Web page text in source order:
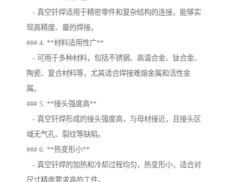
- 真空钎焊适用于精密零件和复杂结构的连接，能够实
现高精度、量的焊接。
### 4. **材料适用性广**
- 可用于多种材料，包括不锈钢、高温合金、钛合金、
陶瓷、复合材料等，尤其适合焊接难熔金属和活性金
属。
### 5. **接头强度高**
- 真空钎焊形成的接头强度高，与母材接近，且接头区
域无气孔、裂纹等缺陷。
### 6. **热变形小**
- 真空钎焊的加热和冷却过程均匀，热变形小，适合对
尺寸精度要求高的工件。